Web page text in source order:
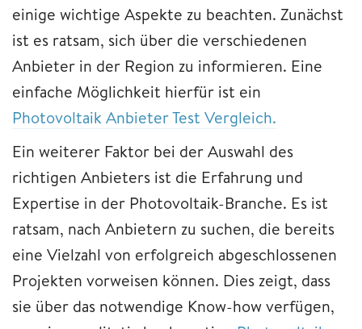
einige wichtige Aspekte zu beachten. Zunächst
ist es ratsam, sich über die verschiedenen
Anbieter in der Region zu informieren. Eine
einfache Möglichkeit hierfür ist ein
Photovoltaik Anbieter Test Vergleich.
Ein weiterer Faktor bei der Auswahl des
richtigen Anbieters ist die Erfahrung und
Expertise in der Photovoltaik-Branche. Es ist
ratsam, nach Anbietern zu suchen, die bereits
eine Vielzahl von erfolgreich abgeschlossenen
Projekten vorweisen können. Dies zeigt, dass
sie über das notwendige Know-how verfügen,